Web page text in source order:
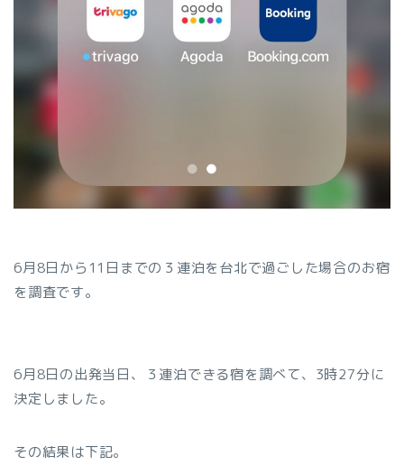
6月8日から11日までの３連泊を台北で過ごした場合のお宿
を調査です。
6月8日の出発当日、３連泊できる宿を調べて、3時27分に
決定しました。
その結果は下記。